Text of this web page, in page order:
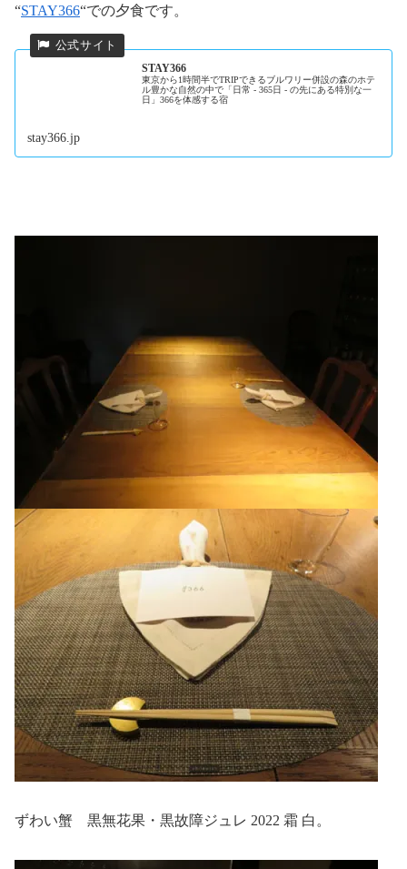
“STAY366“での夕食です。
STAY366
東京から1時間半でTRIPできるブルワリー併設の森のホテ
ル豊かな自然の中で「日常 - 365日 - の先にある特別な一
日」366を体感する宿
stay366.jp
ずわい蟹 黒無花果・黒故障ジュレ 2022 霜 白。